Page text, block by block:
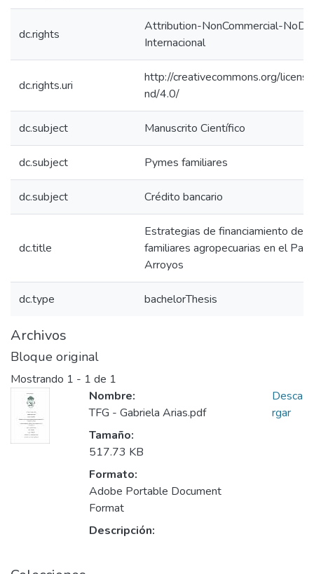
dc.rights
Attribution-NonCommercial-
Internacional
dc.rights.uri
http://creativecommons.org/
nd/4.0/
dc.subject Manuscrito Científico
dc.subject Pymes familiares
dc.subject Crédito bancario
dc.title
Estrategias de financiamiento de
familiares agropecuarias en el
Arroyos
dc.type bachelorThesis
Archivos
Bloque original
Mostrando 1 - 1 de 1
Nombre:
TFG - Gabriela Arias.pdf
Tamaño:
517.73 KB
Formato:
Adobe Portable Document
Format
Descripción:
Desca
rgar